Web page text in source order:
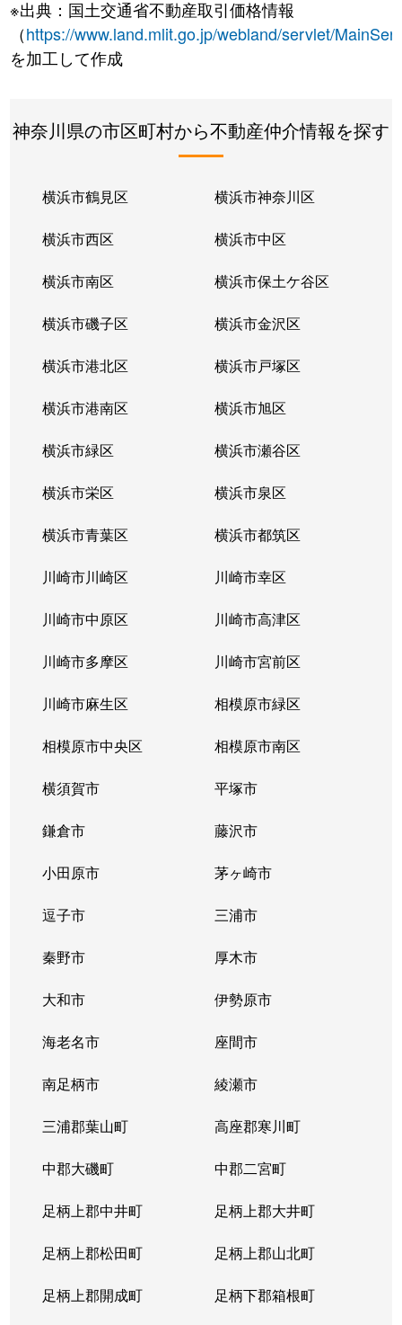
※出典：国土交通省不動産取引価格情報
（https://www.land.mlit.go.jp/webland/servlet/
を加工して作成
神奈川県の市区町村から不動産仲介情報を探す
横浜市鶴見区 横浜市神奈川区
横浜市西区 横浜市中区
横浜市南区 横浜市保土ケ谷区
横浜市磯子区 横浜市金沢区
横浜市港北区 横浜市戸塚区
横浜市港南区 横浜市旭区
横浜市緑区 横浜市瀬谷区
横浜市栄区 横浜市泉区
横浜市青葉区 横浜市都筑区
川崎市川崎区 川崎市幸区
川崎市中原区 川崎市高津区
川崎市多摩区 川崎市宮前区
川崎市麻生区 相模原市緑区
相模原市中央区 相模原市南区
横須賀市 平塚市
鎌倉市 藤沢市
小田原市 茅ヶ崎市
逗子市 三浦市
秦野市 厚木市
大和市 伊勢原市
海老名市 座間市
南足柄市 綾瀬市
三浦郡葉山町 高座郡寒川町
中郡大磯町 中郡二宮町
足柄上郡中井町 足柄上郡大井町
足柄上郡松田町 足柄上郡山北町
足柄上郡開成町 足柄下郡箱根町